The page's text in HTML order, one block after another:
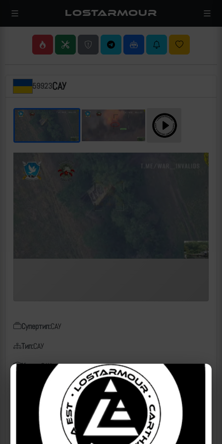
LOSTARMOUR
59923САУ
Супертип:САУ
Тип:САУ
Класс:САУ
Чем поражен:
барраж
22.06.2025
Место: